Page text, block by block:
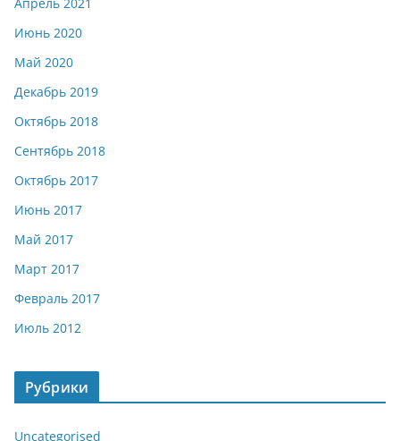
Июнь 2020
Май 2020
Декабрь 2019
Октябрь 2018
Сентябрь 2018
Октябрь 2017
Июнь 2017
Май 2017
Март 2017
Февраль 2017
Июль 2012
Рубрики
Uncategorised